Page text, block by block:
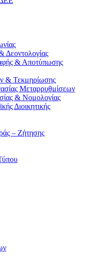
Δεοντολογίας
& Αποτύπωσης
& Τεκμηρίωσης
Μεταρρυθμίσεων
& Νομολογίας
Διοικητικής
– Ζήτησης